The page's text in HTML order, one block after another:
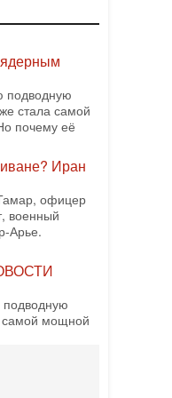
с
список
подводную
стала самой
почему её
Иран
офицер
военный
Арье.
самой мощной